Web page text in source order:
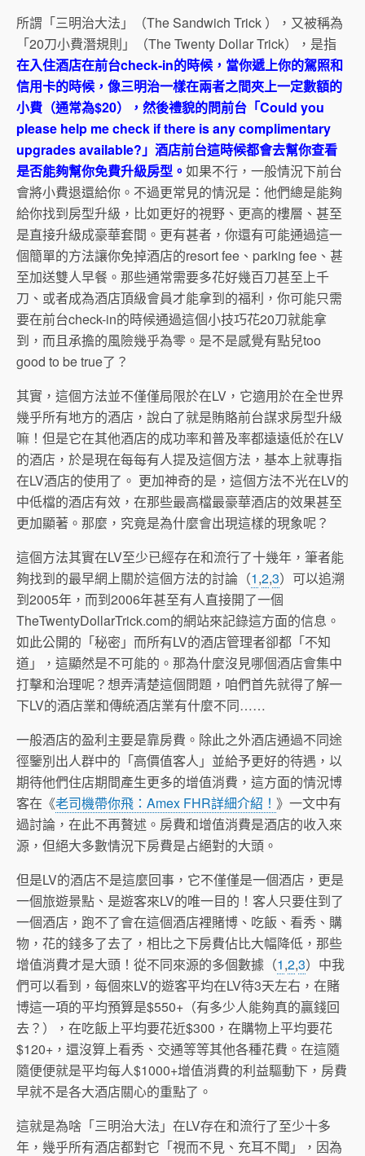
所謂「三明治大法」（The Sandwich Trick ），又被稱為
「20刀小費潛規則」（The Twenty Dollar Trick），是指
在入住酒店在前台check-in的時候，當你遞上你的駕照和
信用卡的時候，像三明治一樣在兩者之間夾上一定數額的
小費（通常為$20），然後禮貌的問前台「Could you
please help me check if there is any complimentary
upgrades available?」酒店前台這時候都會去幫你查看
是否能夠幫你免費升級房型。 如果不行，一般情況下前台
會將小費退還給你。不過更常見的情況是：他們總是能夠
給你找到房型升級，比如更好的視野、更高的樓層、甚至
是直接升級成豪華套間。更有甚者，你還有可能通過這一
個簡單的方法讓你免掉酒店的resort fee、parking fee、甚
至加送雙人早餐。那些通常需要多花好幾百刀甚至上千
刀、或者成為酒店頂級會員才能拿到的福利，你可能只需
要在前台check-in的時候通過這個小技巧花20刀就能拿
到，而且承擔的風險幾乎為零。是不是感覺有點兒too
good to be true了？
其實，這個方法並不僅僅局限於在LV，它適用於在全世界
幾乎所有地方的酒店，說白了就是賄賂前台謀求房型升級
嘛！但是它在其他酒店的成功率和普及率都遠遠低於在LV
的酒店，於是現在每每有人提及這個方法，基本上就專指
在LV酒店的使用了。 更加神奇的是，這個方法不光在LV的
中低檔的酒店有效，在那些最高檔最豪華酒店的效果甚至
更加顯著。那麼，究竟是為什麼會出現這樣的現象呢？
這個方法其實在LV至少已經存在和流行了十幾年，筆者能
夠找到的最早網上關於這個方法的討論（1,2,3）可以追溯
到2005年，而到2006年甚至有人直接開了一個
TheTwentyDollarTrick.com的網站來記錄這方面的信息。
如此公開的「秘密」而所有LV的酒店管理者卻都「不知
道」，這顯然是不可能的。那為什麼沒見哪個酒店會集中
打擊和治理呢？想弄清楚這個問題，咱們首先就得了解一
下LV的酒店業和傳統酒店業有什麼不同……
一般酒店的盈利主要是靠房費。除此之外酒店通過不同途
徑鑒別出人群中的「高價值客人」並給予更好的待遇，以
期待他們住店期間產生更多的增值消費，這方面的情況博
客在《老司機帶你飛：Amex FHR詳細介紹！ 》一文中有
過討論，在此不再贅述。房費和增值消費是酒店的收入來
源，但絕大多數情況下房費是占絕對的大頭。
但是LV的酒店不是這麼回事，它不僅僅是一個酒店，更是
一個旅遊景點、是遊客來LV的唯一目的！客人只要住到了
一個酒店，跑不了會在這個酒店裡賭博、吃飯、看秀、購
物，花的錢多了去了，相比之下房費佔比大幅降低，那些
增值消費才是大頭！從不同來源的多個數據（1,2,3）中我
們可以看到，每個來LV的遊客平均在LV待3天左右，在賭
博這一項的平均預算是$550+（有多少人能夠真的贏錢回
去？），在吃飯上平均要花近$300，在購物上平均要花
$120+，還沒算上看秀、交通等等其他各種花費。在這隨
隨便便就是平均每人$1000+增值消費的利益驅動下，房費
早就不是各大酒店關心的重點了。
這就是為啥「三明治大法」在LV存在和流行了至少十多
年，幾乎所有酒店都對它「視而不見、充耳不聞」，因為